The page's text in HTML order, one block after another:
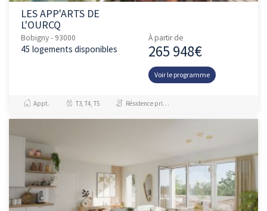
LES APP'ARTS DE
L'OURCQ
Bobigny - 93000
45 logements disponibles
À partir de
265 948€
Voir le programme
Appt. T3, T4, T5 Résidence principale / PTZ, Investissement et Défiscalisation